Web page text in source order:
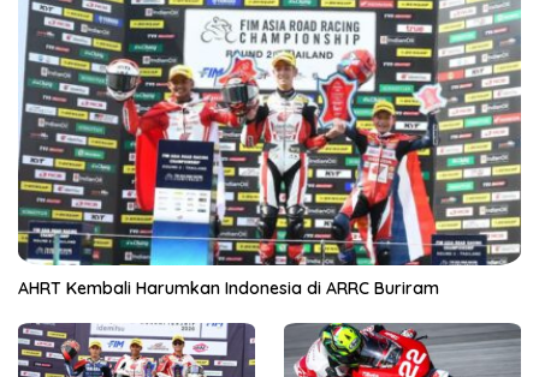
AHRT Kembali Harumkan Indonesia di ARRC Buriram